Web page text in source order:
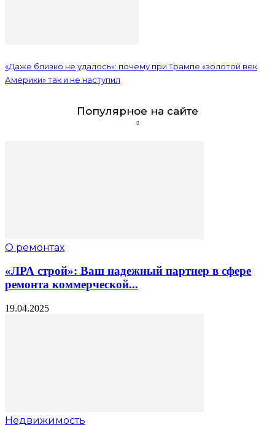
«Даже близко не удалось»: почему при Трампе «золотой век
Америки» так и не наступил
Популярное на сайте
О ремонтах
«ЛРА строй»: Ваш надежный партнер в сфере
ремонта коммерческой...
19.04.2025
Недвижимость